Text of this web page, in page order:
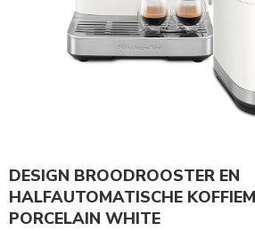
DESIGN BROODROOSTER EN
HALFAUTOMATISCHE
PORCELAIN WHITE